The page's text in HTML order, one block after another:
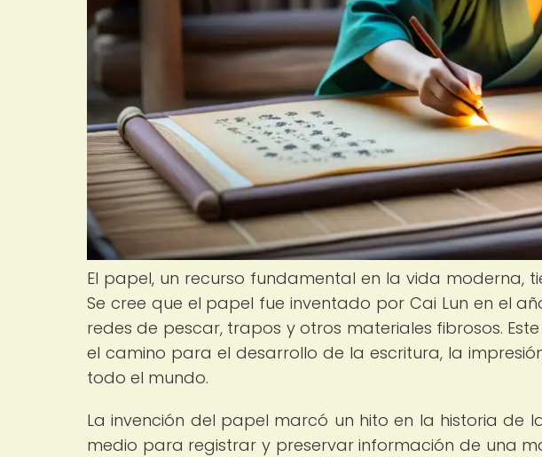
El papel, un recurso fundamental en la vida moderna,
Se cree que el papel fue inventado por Cai Lun en el
redes de pescar, trapos y otros materiales fibrosos.
el camino para el desarrollo de la escritura, la
todo el mundo.
La invención del papel marcó un hito en la historia de
medio para registrar y preservar información de una